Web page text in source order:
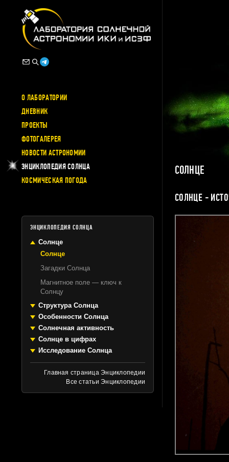
О ЛАБОРАТОРИИ
ДНЕВНИК
ПРОЕКТЫ
ФОТОГАЛЕРЕЯ
НОВОСТИ АСТРОНОМИИ
ЭНЦИКЛОПЕДИЯ СОЛНЦА
КОСМИЧЕСКАЯ ПОГОДА
ЭНЦИКЛОПЕДИЯ СОЛНЦА
Солнце
Солнце
Загадки Солнца
Магнитное поле — ключ к
Солнцу
Структура Солнца
Особенности Солнца
Солнечная активность
Солнце в цифрах
Исследование Солнца
Главная страница Энциклопедии
Все статьи Энциклопедии
СОЛНЦЕ
СОЛНЦЕ -